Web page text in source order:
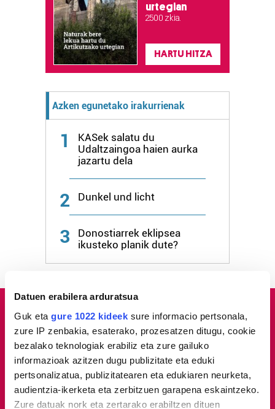
Datuen erabilera arduratsua
Guk eta gure 1022 kideek sure informacio pertsonala,
zure IP zenbakia, esaterako, prozesatzen ditugu, cookie
bezalako teknologiak erabiliz eta zure gailuko
informazioak azitzen dugu publizitate eta eduki
pertsonalizatua, publizitatearen eta edukiaren neurketa,
audientzia-ikerketa eta zerbitzuen garapena eskaintzeko.
Zure datuak nork eta zertarako erabiltzen dituen
urtegian
2.500 zkia.
HARTU HITZA
Azken egunetako irakurrienak
1
KASek salatu du
Udaltzaingoa haien aurka
jazartu dela
2 Dunkel und licht
3
Donostiarrek eklipsea
ikusteko planik dute?